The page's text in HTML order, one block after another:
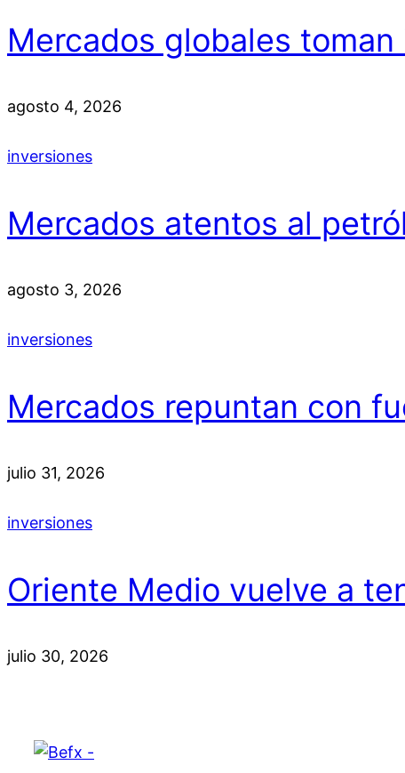
Mercados globales toman
agosto 4, 2026
inversiones
Mercados atentos al
agosto 3, 2026
inversiones
Mercados repuntan con
julio 31, 2026
inversiones
Oriente Medio vuelve a
julio 30, 2026